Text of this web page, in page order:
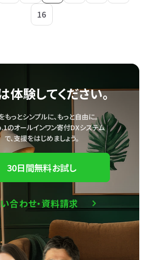
16
体験してください。
もっとシンプルに、もっと自由に。
のオールインワン寄付DXシステム
で、支援をはじめましょう。
30日間無料お試し
合わせ・資料請求